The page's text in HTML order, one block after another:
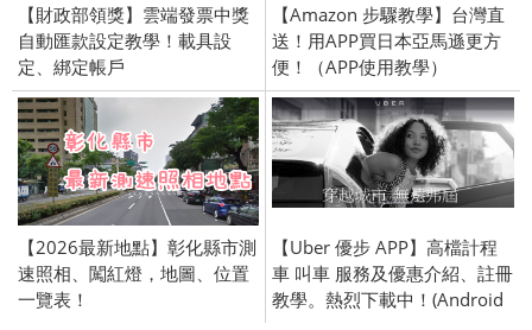
【財政部領獎】雲端發票中獎
自動匯款設定教學！載具設
定、綁定帳戶
【Amazon 步驟教學】台灣直
送！用APP買日本亞馬遜更方
便！（APP使用教學）
【2026最新地點】彰化縣市測
速照相、闖紅燈，地圖、位置
一覽表！
【Uber 優步 APP】高檔計程
車 叫車 服務及優惠介紹、註冊
教學。熱烈下載中！(Android